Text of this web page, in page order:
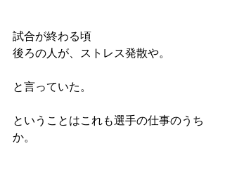
試合が終わる頃
後ろの人が、ストレス発散や。
と言っていた。
ということはこれも選手の仕事のうち
か。